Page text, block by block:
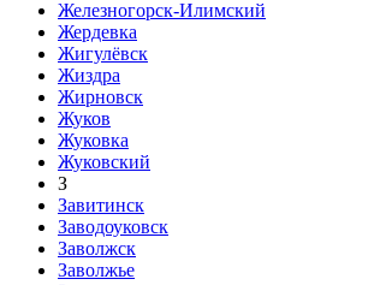
Железногорск-Илимский
Жердевка
Жигулёвск
Жиздра
Жирновск
Жуков
Жуковка
Жуковский
З
Завитинск
Заводоуковск
Заволжск
Заволжье